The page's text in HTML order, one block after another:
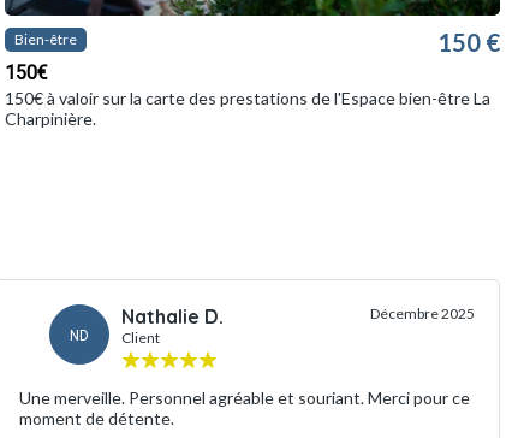
Bien-être
150€
150 €
150€ à valoir sur la carte des prestations de l'Espace bien-être La
Charpinière.
ND
Nathalie D.
Client
Décembre 2025
Une merveille. Personnel agréable et souriant. Merci pour ce
moment de détente.